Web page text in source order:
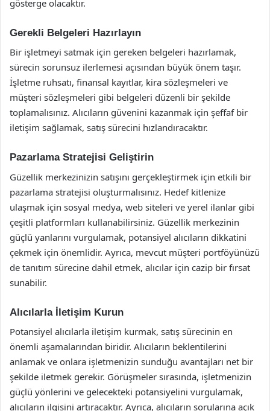
gösterge olacaktır.
Gerekli Belgeleri Hazırlayın
Bir işletmeyi satmak için gereken belgeleri hazırlamak,
sürecin sorunsuz ilerlemesi açısından büyük önem taşır.
İşletme ruhsatı, finansal kayıtlar, kira sözleşmeleri ve
müşteri sözleşmeleri gibi belgeleri düzenli bir şekilde
toplamalısınız. Alıcıların güvenini kazanmak için şeffaf bir
iletişim sağlamak, satış sürecini hızlandıracaktır.
Pazarlama Stratejisi Geliştirin
Güzellik merkezinizin satışını gerçekleştirmek için etkili bir
pazarlama stratejisi oluşturmalısınız. Hedef kitlenize
ulaşmak için sosyal medya, web siteleri ve yerel ilanlar gibi
çeşitli platformları kullanabilirsiniz. Güzellik merkezinin
güçlü yanlarını vurgulamak, potansiyel alıcıların dikkatini
çekmek için önemlidir. Ayrıca, mevcut müşteri portföyünüzü
de tanıtım sürecine dahil etmek, alıcılar için cazip bir fırsat
sunabilir.
Alıcılarla İletişim Kurun
Potansiyel alıcılarla iletişim kurmak, satış sürecinin en
önemli aşamalarından biridir. Alıcıların beklentilerini
anlamak ve onlara işletmenizin sunduğu avantajları net bir
şekilde iletmek gerekir. Görüşmeler sırasında, işletmenizin
güçlü yönlerini ve gelecekteki potansiyelini vurgulamak,
alıcıların ilgisini artıracaktır. Ayrıca, alıcıların sorularına açık